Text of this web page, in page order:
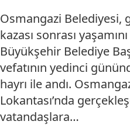
Osmangazi
kazası sonrası
Büyükşehir Belediye
vefatının yedinci
hayrı ile andı.
Lokantası’nda
vatandaşlara…